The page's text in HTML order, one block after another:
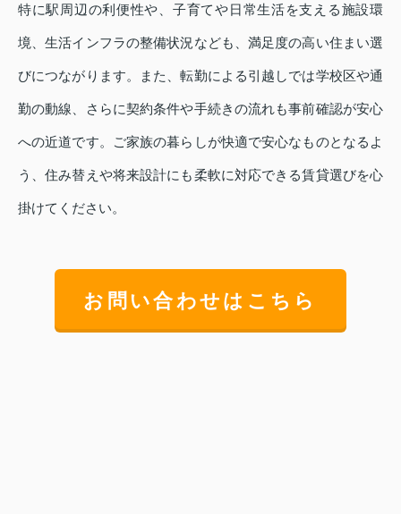
特に駅周辺の利便性や、子育てや日常生活を支える施設環
境、生活インフラの整備状況なども、満足度の高い住まい選
びにつながります。また、転勤による引越しでは学校区や通
勤の動線、さらに契約条件や手続きの流れも事前確認が安心
への近道です。ご家族の暮らしが快適で安心なものとなるよ
う、住み替えや将来設計にも柔軟に対応できる賃貸選びを心
掛けてください。
お問い合わせはこちら